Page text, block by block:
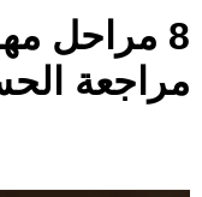
8 مراحل
مراجعة